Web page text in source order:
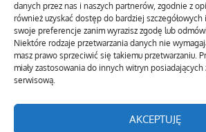
danych przez nas i naszych partnerów, zgodnie z
również uzyskać dostęp do bardziej
swoje preferencje zanim wyrazisz zgodę lub
Niektóre rodzaje przetwarzania danych nie
masz prawo sprzeciwić się takiemu przetwarzaniu.
miały zastosowania do innych witryn
serwisową.
AKCEPTUJĘ